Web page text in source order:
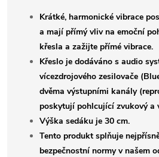
Krátké, harmonické vibrace
a mají přímý vliv na emoční
křesla a zažijte přímé vibrace.
Křeslo je dodáváno s audio
vícezdrojového zesilovače
dvěma výstupními kanály
poskytují pohlcující zvukový a
Výška sedáku je 30 cm.
Tento produkt splňuje
bezpečnostní normy v našem